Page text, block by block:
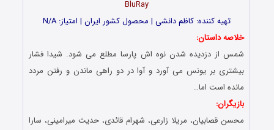
BluRay
تهیه کننده: کاظم دانشی | محصول کشور ایران | امتیاز: N/A
خلاصه داستان:
شمس از دزدیده شدن نوه اش پارسا مطلع می شود. شیدا فشار
بیشتری بر یونس می آورد و آوا در دو راهی ماندن و رفتن مردد
مانده است اما…
بازیگران:
محسن قصابیان، مریلا زارعی، شهرام قائدی، حدیث میرامینی، سارا